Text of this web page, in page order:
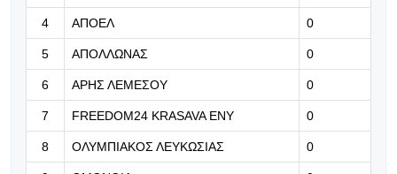
06.08.2026 | 13:23
«Θα αλλάξει αρκετά προς το
καλύτερο η εικόνα του Αμμόχωστος
Επιστροφής»
Η πιθανή εντεκάδα του Μπεργκ!
4 ΑΠΟΕΛ 0
5 ΑΠΟΛΛΩΝΑΣ 0
6 ΑΡΗΣ ΛΕΜΕΣΟΥ 0
7 FREEDOM24 KRASAVA ΕΝΥ 0
8 ΟΛΥΜΠΙΑΚΟΣ ΛΕΥΚΩΣΙΑΣ 0